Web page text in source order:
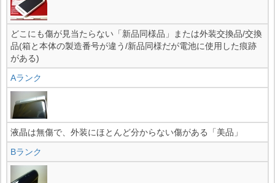
どこにも傷が見当たらない「新品同様品」または外装交換品/交換
品(箱と本体の製造番号が違う/新品同様だが電池に使用した痕跡
がある)
Aランク
液晶は無傷で、外装にほとんど分からない傷がある「美品」
Bランク